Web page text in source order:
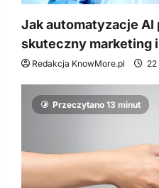
Jak automatyzacje AI
skuteczny marketing
Redakcja KnowMore.pl
Przeczytano 13 minut